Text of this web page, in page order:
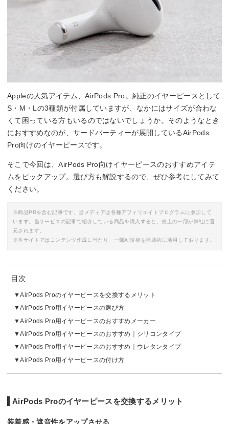
Appleの人気アイテム、AirPods Pro。純正のイヤーピースとして
S・M・Lの3種類が付属していますが、なかにはサイズが合わな
くて困っている方もいるのではないでしょうか。そのようなとき
におすすめなのが、サードパーティーが展開しているAirPods
Pro向けのイヤーピースです。
そこで今回は、AirPods Pro向けイヤーピースのおすすめアイテ
ムをピックアップ。選び方も解説するので、ぜひ参考にしてみて
ください。
※商品PRを含む記事です。当メディアは各種アフィリエイトプログラムに参加して
います。当サービスの記事で紹介している商品を購入すると、売上の一部が弊社に還
元されます。
※本サイトではコンテンツ作成に当たり、一部AI技術を補助的に活用しております。
目次
AirPods Proのイヤーピースを交換するメリット
AirPods Pro用イヤーピースの選び方
AirPods Pro用イヤーピースのおすすめメーカー
AirPods Pro用イヤーピースのおすすめ｜シリコンタイプ
AirPods Pro用イヤーピースのおすすめ｜ウレタンタイプ
AirPods Pro用イヤーピースの付け方
AirPods Proのイヤーピースを交換するメリット
装着感・遮音性をアップさせる